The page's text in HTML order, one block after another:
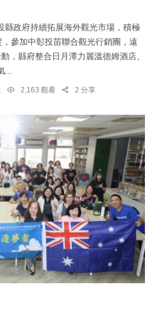
縣政府持續拓展海外觀光市場，積極
參加中彰投苗聯合觀光行銷團，遠
，縣府整合日月潭力麗溫德姆酒店、
...
2,163 觀看 2 分享